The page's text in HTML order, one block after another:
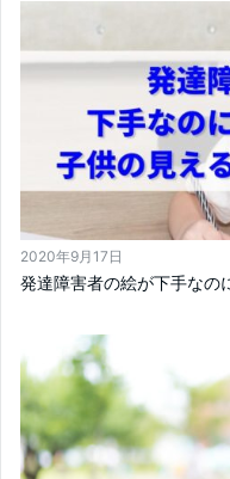
2020年9月17日
発達障害者の絵が下手なの